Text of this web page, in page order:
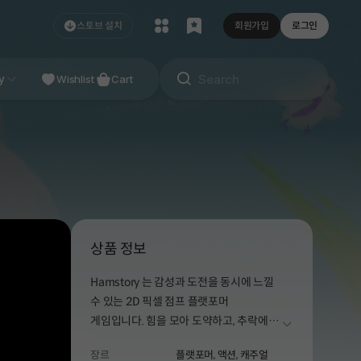
스토브 설치 회원가입 로그인
Studio
Wishlist Cart
상품 정보
Hamstory 는 감성과 도전을 동시에 느낄
수 있는 2D 픽셀 점프 플랫포머
게임입니다. 힘을 모아 도약하고, 추락에서 더보기
장르 플랫포머, 액션, 캐주얼